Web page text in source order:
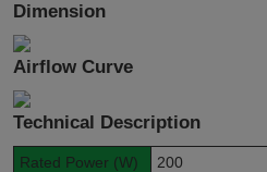
Dimension
Airflow Curve
Technical Description
Rated Power (W)
200